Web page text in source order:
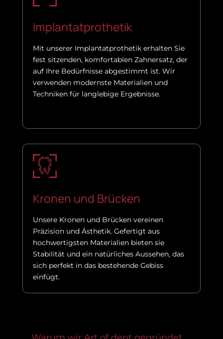
Implantatprothetik
Mit unserer Implantatprothetik erhalten Sie
fest sitzenden, komfortablen Zahnersatz, der
auf Ihre Bedürfnisse abgestimmt ist. Wir
verwenden modernste Materialien und
Techniken für langlebige Ergebnisse.
Kronen und Brücken
Unsere Kronen und Brücken vereinen
Präzision und Ästhetik. Gefertigt aus
hochwertigsten Materialien bieten sie
Stabilität und ein natürliches Aussehen, das
sich perfekt in das bestehende Gebiss
einfügt.